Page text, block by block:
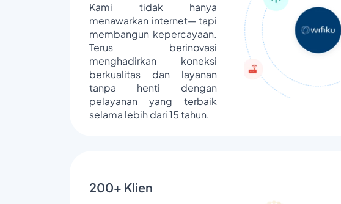
Kami tidak hanya
menawarkan internet— tapi
membangun kepercayaan.
Terus berinovasi
menghadirkan koneksi
berkualitas dan layanan
tanpa henti dengan
pelayanan yang terbaik
selama lebih dari 15 tahun.
200+ Klien